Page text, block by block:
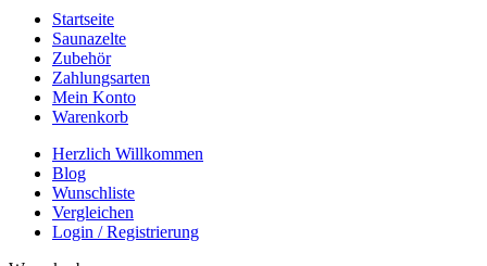
Startseite
Saunazelte
Zubehör
Zahlungsarten
Mein Konto
Warenkorb
Herzlich Willkommen
Blog
Wunschliste
Vergleichen
Login / Registrierung